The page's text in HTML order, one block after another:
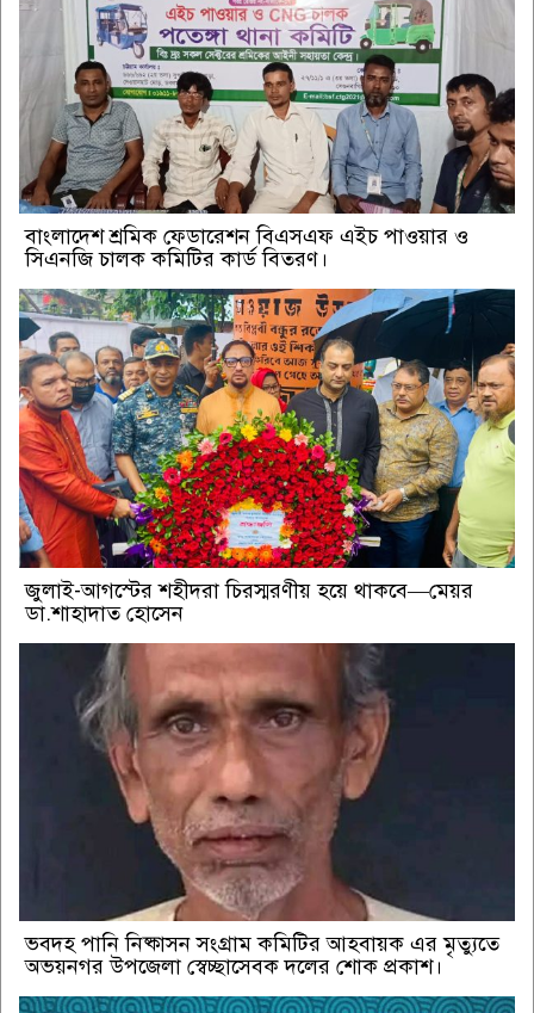
বাংলাদেশ শ্রমিক ফেডারেশন বিএসএফ এইচ পাওয়ার ও
সিএনজি চালক কমিটির কার্ড বিতরণ।
জুলাই-আগস্টের শহীদরা চিরস্মরণীয় হয়ে থাকবে—মেয়র
ডা.শাহাদাত হোসেন
ভবদহ পানি নিষ্কাসন সংগ্রাম কমিটির আহবায়ক এর মৃত্যুতে
অভয়নগর উপজেলা স্বেচ্ছাসেবক দলের শোক প্রকাশ।